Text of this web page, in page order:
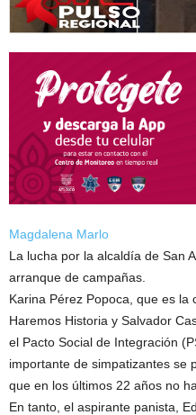
Magdalena Marlo
La lucha por la alcaldía de San
arranque de campañas.
Karina Pérez Popoca, que es la
Haremos Historia y Salvador
el Pacto Social de Integración
importante de simpatizantes se
que en los últimos 22 años no
En tanto, el aspirante panista,